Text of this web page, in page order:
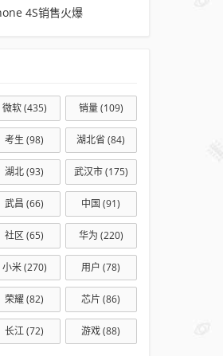
4S销售火爆
微软(435) 销量(109)
考生 (98) 湖北省 (84)
湖北(93) 武汉市(175)
武昌 (66) 中国 (91)
社区 (65) 华为 (220)
小米(270) 用户 (78)
荣耀(82) 芯片 (86)
长江(72) 游戏(88)